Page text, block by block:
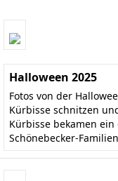
Halloween 2025
Fotos von der
Kürbisse schnitzen
Kürbisse bekamen
Schönebecker-